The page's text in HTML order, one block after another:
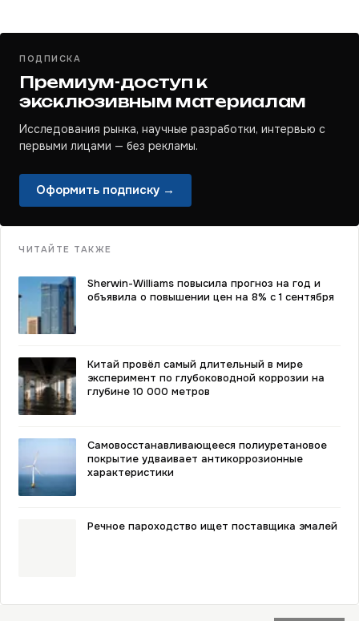
ПОДПИСКА
Премиум-доступ к
эксклюзивным материалам
Исследования рынка, научные разработки, интервью с
первыми лицами — без рекламы.
Оформить подписку →
ЧИТАЙТЕ ТАКЖЕ
Sherwin-Williams повысила прогноз на год и
объявила о повышении цен на 8% с 1 сентября
Китай провёл самый длительный в мире
эксперимент по глубоководной коррозии на
глубине 10 000 метров
Самовосстанавливающееся полиуретановое
покрытие удваивает антикоррозионные
характеристики
Речное пароходство ищет поставщика эмалей